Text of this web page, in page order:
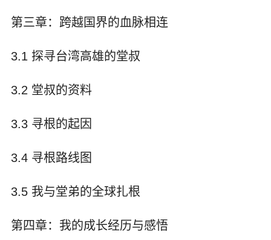
第三章：跨越国界的血脉相连
3.1 探寻台湾高雄的堂叔
3.2 堂叔的资料
3.3 寻根的起因
3.4 寻根路线图
3.5 我与堂弟的全球扎根
第四章：我的成长经历与感悟